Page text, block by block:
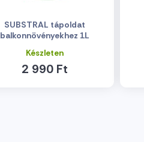
SUBSTRAL tápoldat
balkonnövényekhez 1L
Készleten
2 990 Ft